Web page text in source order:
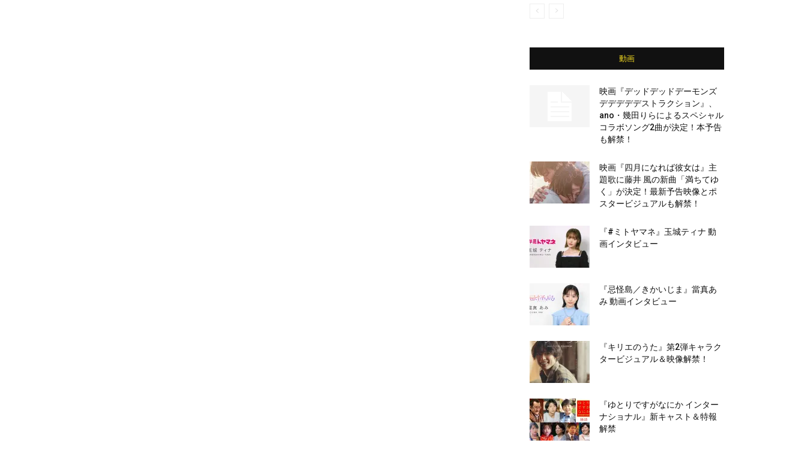
動画
映画『デッドデッドデーモンズ
デデデデデストラクション』、
ano・幾田りらによるスペシャル
コラボソング2曲が決定！本予告
も解禁！
映画『四月になれば彼女は』主
題歌に藤井 風の新曲「満ちてゆ
く」が決定！最新予告映像とポ
スタービジュアルも解禁！
『#ミトヤマネ』玉城ティナ 動
画インタビュー
『忌怪島／きかいじま』當真あ
み 動画インタビュー
『キリエのうた』第2弾キャラク
タービジュアル＆映像解禁！
『ゆとりですがなにか インター
ナショナル』新キャスト＆特報
解禁